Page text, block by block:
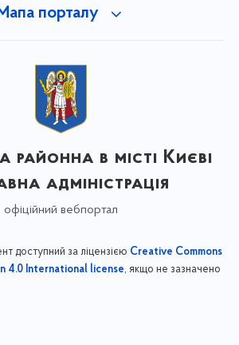
порталу
районна в місті Києві
адміністрація
офіційний вебпортал
доступний за ліцензією Creative Commons
4.0 International license, якщо не зазначено